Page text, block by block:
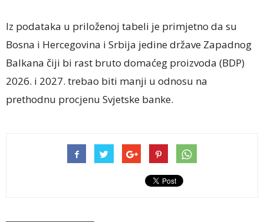
Iz podataka u priloženoj tabeli je primjetno da su
Bosna i Hercegovina i Srbija jedine države Zapadnog
Balkana čiji bi rast bruto domaćeg proizvoda (BDP)
2026. i 2027. trebao biti manji u odnosu na
prethodnu procjenu Svjetske banke.